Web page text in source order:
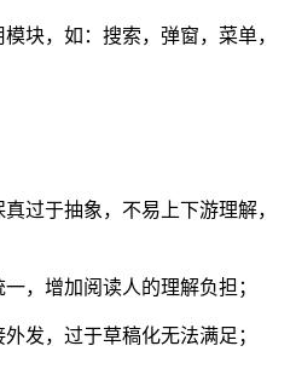
块，如：搜索，弹窗，菜单，
过于抽象，不易上下游理解，
，增加阅读人的理解负担；
发，过于草稿化无法满足；